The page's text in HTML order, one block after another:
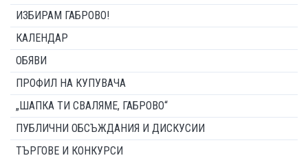
ИЗБИРАМ ГАБРОВО!
КАЛЕНДАР
ОБЯВИ
ПРОФИЛ НА КУПУВАЧА
„ШАПКА ТИ СВАЛЯМЕ, ГАБРОВО“
ПУБЛИЧНИ ОБСЪЖДАНИЯ И ДИСКУСИИ
ТЪРГОВЕ И КОНКУРСИ